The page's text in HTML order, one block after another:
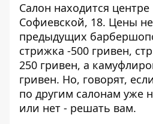
Салон находится
Софиевской, 18. Цены
предыдущих
стрижка -500 гривен,
250 гривен, а
гривен. Но, говорят,
по другим салонам уже
или нет - решать вам.